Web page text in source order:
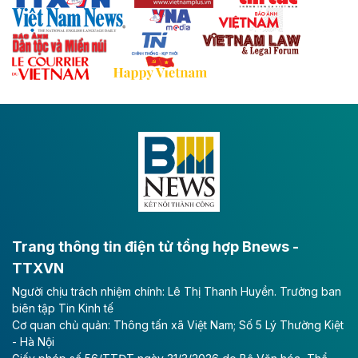
với hệ thống cửa khẩu quốc tế tại Lạng Sơn.
Theo baodautu.vn
Đề xuất đầu tư 11.500 tỷ đồng xây dựng cao
tốc CT.11 qua Ninh Bình
Đông A dài khoảng 25,1 km được kỳ vọng sẽ tạo động
lực phát triển kinh tế - xã hội khu vực phía Nam đồng
Long Thành
Tổng công ty Cảng hàng không Việt Nam - CTCP
(ACV) vừa lập kỷ lục mới về lợi nhuận trong quý
II/2026.
Theo baodautu.vn
Trang thông tin điện tử tổng hợp Bnews -
TTXVN
Người chịu trách nhiệm chính: Lê Thị Thanh Huyền. Trưởng ban
biên tập Tin Kinh tế
Cơ quan chủ quản: Thông tấn xã Việt Nam; Số 5 Lý Thường Kiệt
- Hà Nội